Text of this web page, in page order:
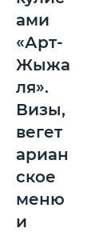
ами
«Арт-
Жыжа
ля».
Визы,
вегет
ариан
ское
меню
и